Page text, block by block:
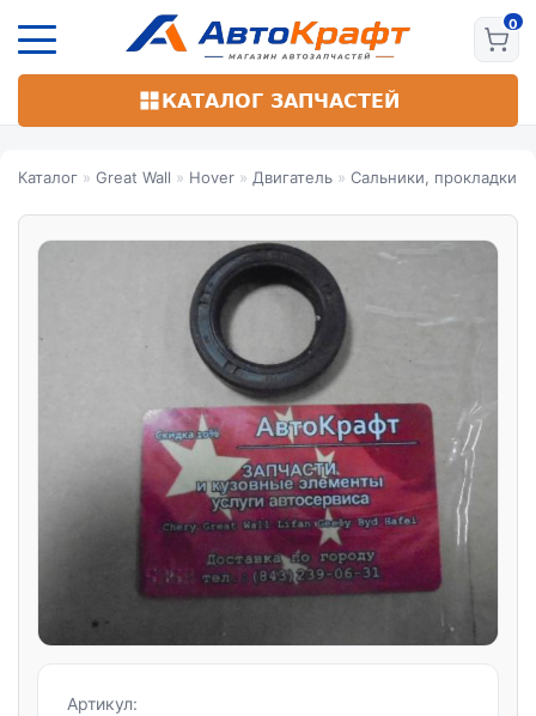
основному
КАТАЛОГ ЗАПЧАСТЕЙ
Каталог » Great Wall » Hover » Двигатель » Сальники, прокладки
Артикул: